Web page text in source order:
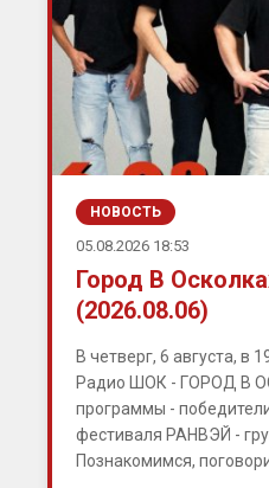
НОВОСТЬ
05.08.2026 18:53
Город В
(2026.08.06)
В четверг, 6 августа, в
Радио ШОК - ГОРОД В
программы -
фестиваля РАНВЭЙ -
Познакомимся,